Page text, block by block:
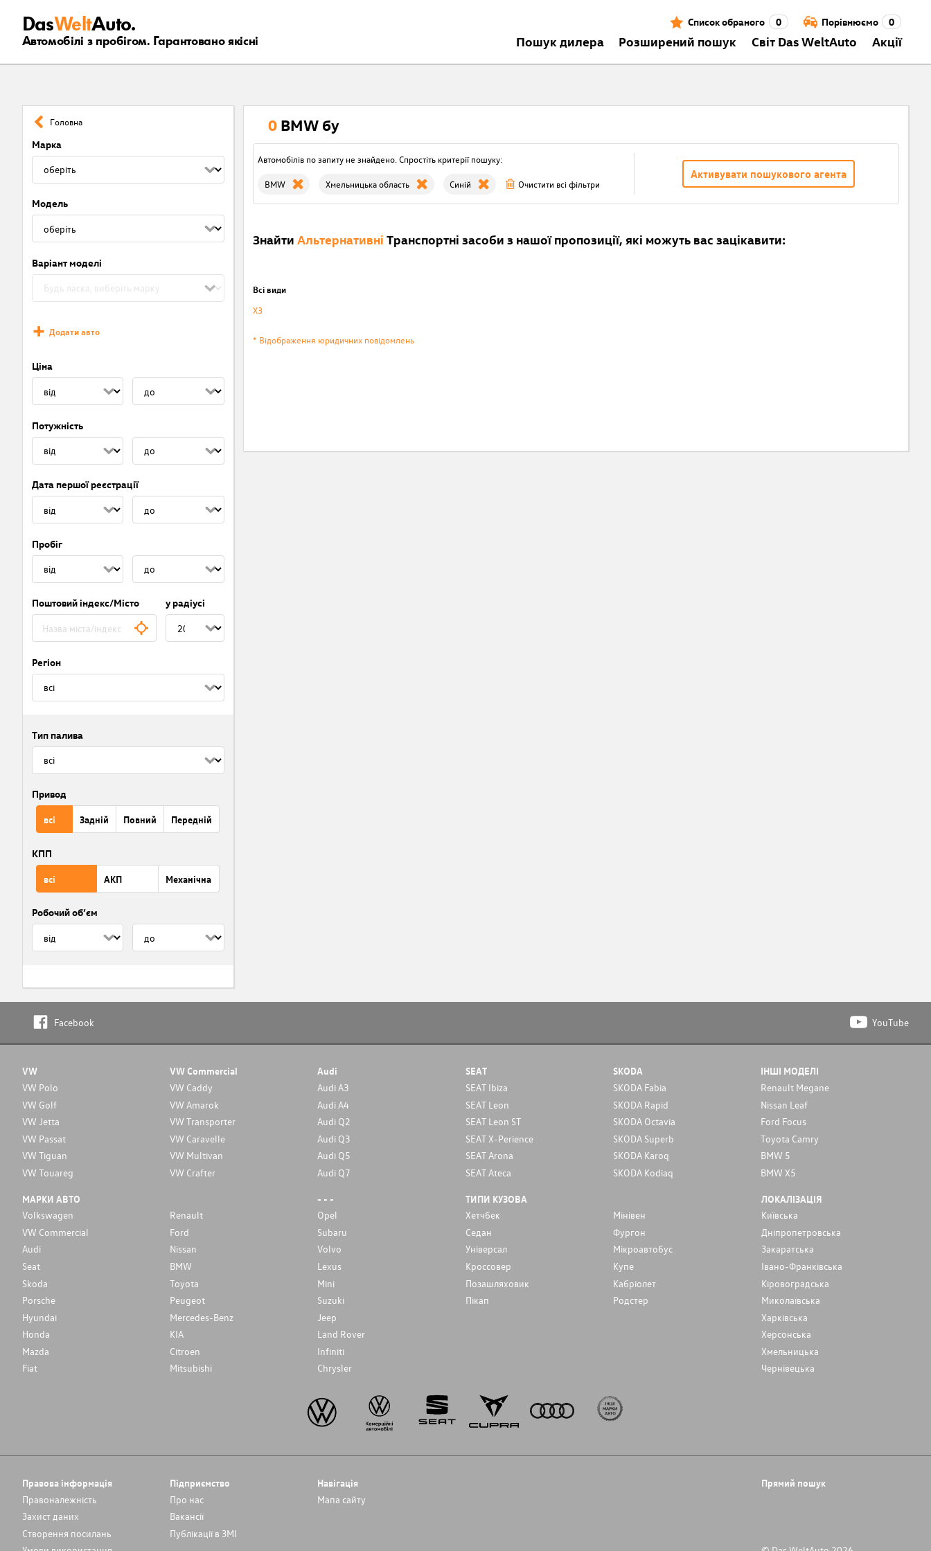
DasWeltAuto.
Автомобілі з пробігом. Гарантовано якісні
Список обраного 0 Порівнюємо 0
Пошук дилера Розширений пошук Світ Das WeltAuto Акції
Головна
Марка
Модель
Варіант моделі
Додати авто
Ціна
Потужність
Дата першої реєстрації
Пробіг
Поштовий індекс/Місто у радіусі
Регіон
Тип палива
Привод
всі Задній Повний Передній
КПП
всі АКП Механічна
Робочий об’єм
0 BMW бу
Автомобілів по запиту не знайдено. Спростіть критерії пошуку:
BMW Хмельницька область Синій Очистити всі фільтри
Активувати пошукового агента
Знайти Альтернативні Транспортні засоби з нашої пропозиції, які можуть вас зацікавити:
Всі види
X3
* Відображення юридичних повідомлень
Facebook YouTube
VW
VW Polo
VW Golf
VW Jetta
VW Passat
VW Tiguan
VW Touareg
VW Commercial
VW Caddy
VW Amarok
VW Transporter
VW Caravelle
VW Multivan
VW Crafter
Audi
Audi A3
Audi A4
Audi Q2
Audi Q3
Audi Q5
Audi Q7
SEAT
SEAT Ibiza
SEAT Leon
SEAT Leon ST
SEAT X-Perience
SEAT Arona
SEAT Ateca
SKODA
SKODA Fabia
SKODA Rapid
SKODA Octavia
SKODA Superb
SKODA Karoq
SKODA Kodiaq
ІНШІ МОДЕЛІ
Renault Megane
Nissan Leaf
Ford Focus
Toyota Camry
BMW 5
BMW X5
МАРКИ АВТО
Volkswagen
Renault
VW Commercial
Ford
Audi
Nissan
Seat
BMW
Skoda
Toyota
Porsche
Peugeot
Hyundai
Mercedes-Benz
Honda
KIA
Mazda
Citroen
Fiat
Mitsubishi
- - -
Opel
Subaru
Volvo
Lexus
Mini
Suzuki
Jeep
Land Rover
Infiniti
Chrysler
ТИПИ КУЗОВА
Хетчбек
Мінівен
Седан
Фургон
Унiверсал
Мікроавтобус
Кроссовер
Купе
Позашляховик
Кабріолет
Пікап
Родстер
ЛОКАЛІЗАЦІЯ
Київська
Дніпропетровська
Закаратська
Івано-Франківська
Кіровоградська
Миколаївська
Харківська
Херсонська
Хмельницька
Чернівецька
Правова інформація
Правоналежність
Захист даних
Cтворення посилань
Підприємство
Про нас
Вакансії
Публікації в ЗМІ
Навігація
Мапа сайту
Прямий пошук